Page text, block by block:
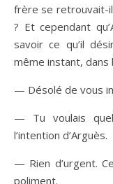
frère se retrouvait-
? Et cependant
savoir ce qu’il
même instant, dans
— Désolé de vous
— Tu voulais
l’intention d’Arguès.
— Rien d’urgent.
poliment.